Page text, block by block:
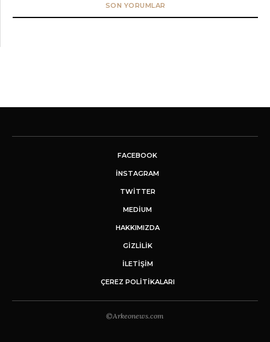
SON YORUMLAR
FACEBOOK
INSTAGRAM
TWITTER
MEDIUM
HAKKIMIZDA
GİZLİLİK
İLETIŞIM
ÇEREZ POLITIKALARI
©Arkeonews.com